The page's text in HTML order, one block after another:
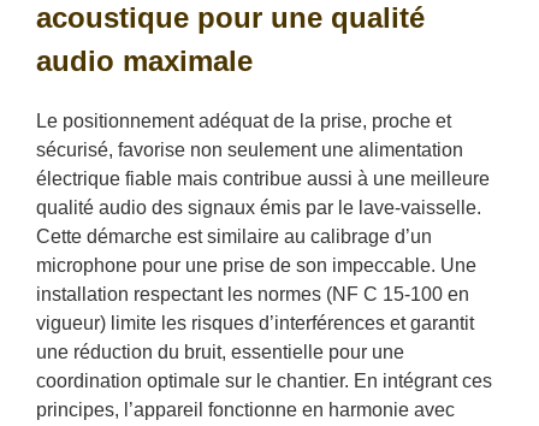
acoustique pour une qualité
audio maximale
Le positionnement adéquat de la prise, proche et
sécurisé, favorise non seulement une alimentation
électrique fiable mais contribue aussi à une meilleure
qualité audio des signaux émis par le lave-vaisselle.
Cette démarche est similaire au calibrage d’un
microphone pour une prise de son impeccable. Une
installation respectant les normes (NF C 15-100 en
vigueur) limite les risques d’interférences et garantit
une réduction du bruit, essentielle pour une
coordination optimale sur le chantier. En intégrant ces
principes, l’appareil fonctionne en harmonie avec